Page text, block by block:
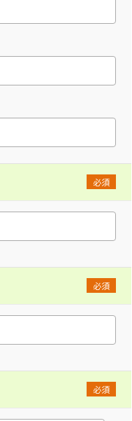
必須
必須
必須